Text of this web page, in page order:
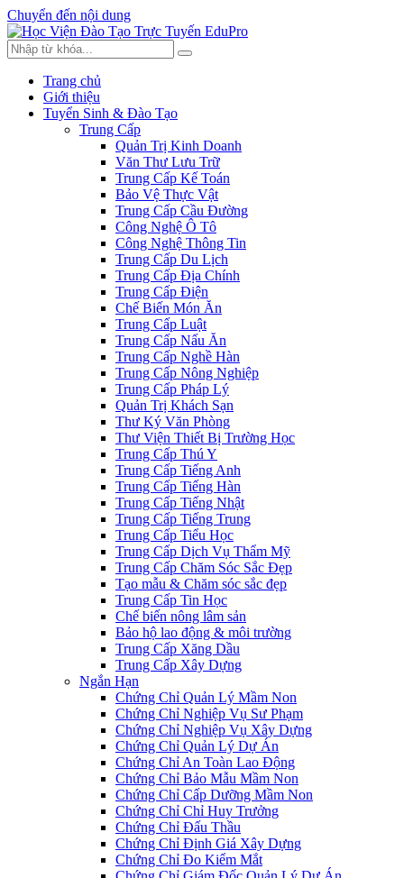
Chuyển đến nội dung
Trang chủ
Giới thiệu
Tuyển Sinh & Đào Tạo
Trung Cấp
Quản Trị Kinh Doanh
Văn Thư Lưu Trữ
Trung Cấp Kế Toán
Bảo Vệ Thực Vật
Trung Cấp Cầu Đường
Công Nghệ Ô Tô
Công Nghệ Thông Tin
Trung Cấp Du Lịch
Trung Cấp Địa Chính
Trung Cấp Điện
Chế Biến Món Ăn
Trung Cấp Luật
Trung Cấp Nấu Ăn
Trung Cấp Nghề Hàn
Trung Cấp Nông Nghiệp
Trung Cấp Pháp Lý
Quản Trị Khách Sạn
Thư Ký Văn Phòng
Thư Viện Thiết Bị Trường Học
Trung Cấp Thú Y
Trung Cấp Tiếng Anh
Trung Cấp Tiếng Hàn
Trung Cấp Tiếng Nhật
Trung Cấp Tiếng Trung
Trung Cấp Tiểu Học
Trung Cấp Dịch Vụ Thẩm Mỹ
Trung Cấp Chăm Sóc Sắc Đẹp
Tạo mẫu & Chăm sóc sắc đẹp
Trung Cấp Tin Học
Chế biến nông lâm sản
Bảo hộ lao động & môi trường
Trung Cấp Xăng Dầu
Trung Cấp Xây Dựng
Ngắn Hạn
Chứng Chỉ Quản Lý Mầm Non
Chứng Chỉ Nghiệp Vụ Sư Phạm
Chứng Chỉ Nghiệp Vụ Xây Dựng
Chứng Chỉ Quản Lý Dự Án
Chứng Chỉ An Toàn Lao Động
Chứng Chỉ Bảo Mẫu Mầm Non
Chứng Chỉ Cấp Dưỡng Mầm Non
Chứng Chỉ Chỉ Huy Trưởng
Chứng Chỉ Đấu Thầu
Chứng Chỉ Định Giá Xây Dựng
Chứng Chỉ Đo Kiểm Mắt